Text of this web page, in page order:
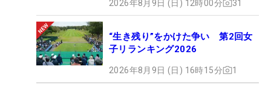
2026年8月9日 (日) 12時00分 31
“生き残り”をかけた争い 第2回女
子リランキング2026
2026年8月9日 (日) 16時15分 1